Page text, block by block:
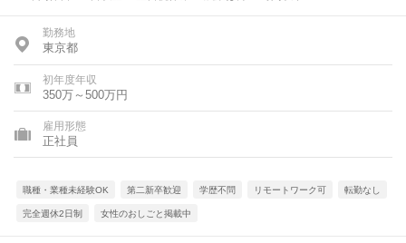
勤務地
東京都
初年度年収
350万～500万円
雇用形態
正社員
職種・業種未経験OK 第二新卒歓迎 学歴不問 リモートワーク可 転勤なし
完全週休2日制 女性のおしごと掲載中